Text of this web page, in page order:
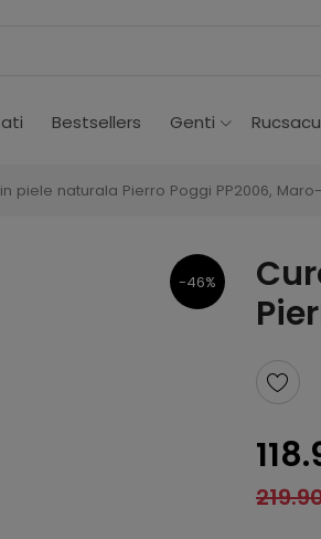
Bestsellers Genti
piele naturala Pierro Poggi PP2006, Maro-
-46%